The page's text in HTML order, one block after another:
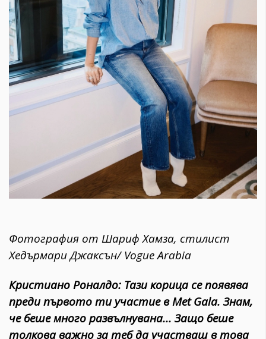
Фотография от Шариф Хамза, стилист
Хедърмари Джаксън/ Vogue Arabia
Кристиано Роналдо: Тази корица се появява
преди първото ти участие в Met Gala. Знам,
че беше много развълнувана... Защо беше
толкова важно за теб да участваш в това